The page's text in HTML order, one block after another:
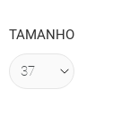
TAMANHO